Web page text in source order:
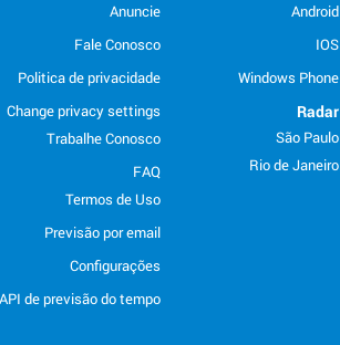
Android
IOS
Windows Phone
Radar
São Paulo
Rio de Janeiro
Anuncie
Fale Conosco
Politica de privacidade
Change privacy settings
Trabalhe Conosco
FAQ
Termos de Uso
Previsão por email
Configurações
API de previsão do tempo